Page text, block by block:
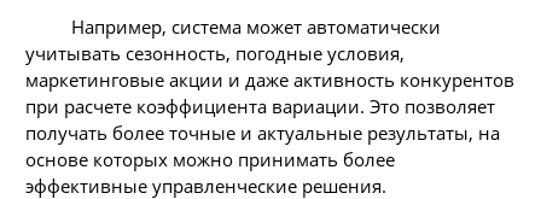
Например, система может автоматически
учитывать сезонность, погодные условия,
маркетинговые акции и даже активность конкурентов
при расчете коэффициента вариации. Это позволяет
получать более точные и актуальные результаты, на
основе которых можно принимать более
эффективные управленческие решения.